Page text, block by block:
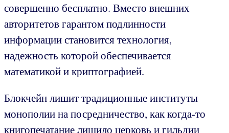
совершенно бесплатно. Вместо внешних
авторитетов гарантом подлинности
информации становится технология,
надежность которой обеспечивается
математикой и криптографией.
Блокчейн лишит традиционные институты
монополии на посредничество, как когда-то
книгопечатание лишило церковь и гильдии